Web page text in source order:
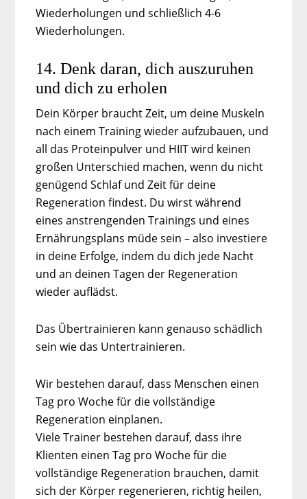
Wiederholungen und schließlich 4-6
Wiederholungen.
14. Denk daran, dich auszuruhen
und dich zu erholen
Dein Körper braucht Zeit, um deine Muskeln
nach einem Training wieder aufzubauen, und
all das Proteinpulver und HIIT wird keinen
großen Unterschied machen, wenn du nicht
genügend Schlaf und Zeit für deine
Regeneration findest. Du wirst während
eines anstrengenden Trainings und eines
Ernährungsplans müde sein – also investiere
in deine Erfolge, indem du dich jede Nacht
und an deinen Tagen der Regeneration
wieder auflädst.
Das Übertrainieren kann genauso schädlich
sein wie das Untertrainieren.
Wir bestehen darauf, dass Menschen einen
Tag pro Woche für die vollständige
Regeneration einplanen.
Viele Trainer bestehen darauf, dass ihre
Klienten einen Tag pro Woche für die
vollständige Regeneration brauchen, damit
sich der Körper regenerieren, richtig heilen,